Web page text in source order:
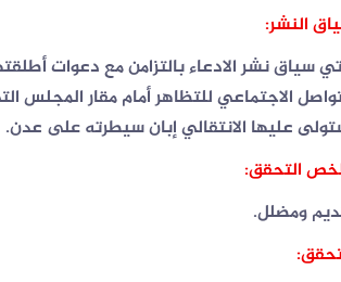
النشر:
سياق نشر الادعاء بالتزامن مع دعوات
الاجتماعي للتظاهر أمام مقار المجلس
عليها الانتقالي إبان سيطرته على عدن.
التحقق:
ومضلل.
فيديو لقصف صاروخي حوثي مضلل في
صعد...